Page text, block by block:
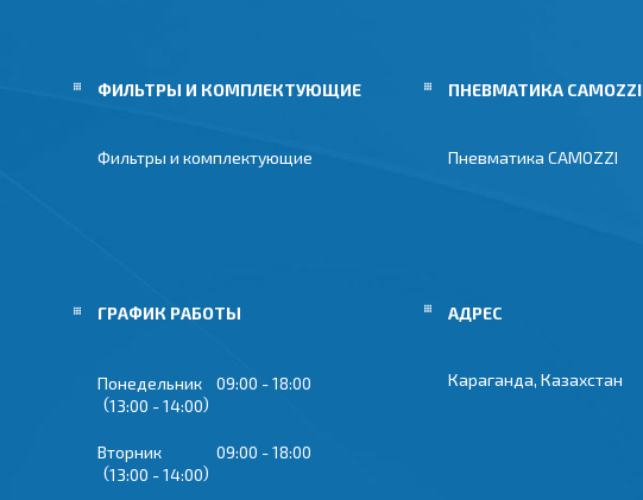
ФИЛЬТРЫ И КОМПЛЕКТУЮЩИЕ
Фильтры и комплектующие
ПНЕВМАТИКА CAMOZZI
Пневматика CAMOZZI
ГРАФИК РАБОТЫ
Понедельник 09:00
18:00
13:00
14:00
Вторник 09:00
18:00
13:00
14:00
Караганда, Казахстан